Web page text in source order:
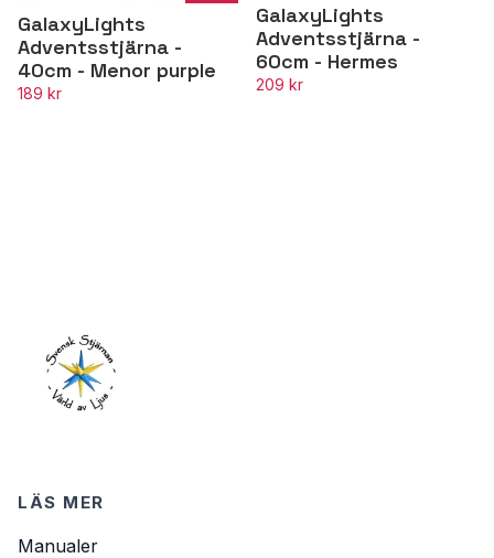
GalaxyLights
Adventsstjärna -
40cm - Menor purple
189 kr
GalaxyLights
Adventsstjärna -
60cm - Hermes
209 kr
LÄS MER
Manualer